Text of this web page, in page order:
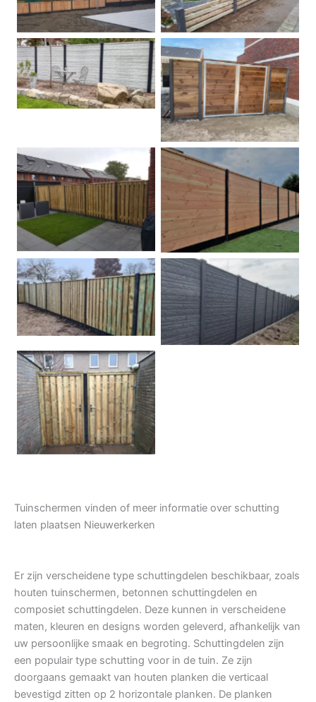
Betonschutting
Dubbele poort
Betonpalen schutting Douglas
Hout beton schuttingen Rots motief antraciet
Tuindeur grenen
Tuinschermen vinden of meer informatie over schutting
laten plaatsen Nieuwerkerken
Er zijn verscheidene type schuttingdelen beschikbaar, zoals
houten tuinschermen, betonnen schuttingdelen en
composiet schuttingdelen. Deze kunnen in verscheidene
maten, kleuren en designs worden geleverd, afhankelijk van
uw persoonlijke smaak en begroting. Schuttingdelen zijn
een populair type schutting voor in de tuin. Ze zijn
doorgaans gemaakt van houten planken die verticaal
bevestigd zitten op 2 horizontale planken. De planken